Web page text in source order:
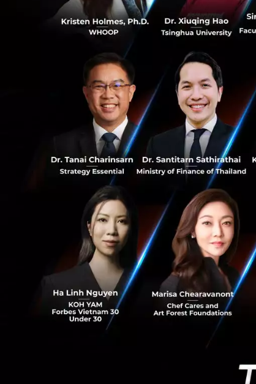
0
0
ด้าน คุณสุมิตร
(มหาชน) เสริ
ไทย เนื่องจ
ผู้คนก็ยังต้องด
มอบอากาศสะ
จะอุ่นใจและมั่
สำหรับ “ไดกิ้
ยับยั้งเชื้อไวรั
เริ่มที่พบในญี่ปุ่
99.8% และ
ก่อภูมิแพ้, กลิ่น
ร่วมเดินทางอ
วันนี้
-------------
*ผลทดสอบใ
ช่วยกำจัดเชื้